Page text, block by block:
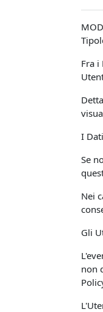
Fra i
I
Se
Nei
Gli
non